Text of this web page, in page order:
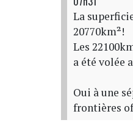
La
20770km²!
Les
a été volée
Oui à une
frontières